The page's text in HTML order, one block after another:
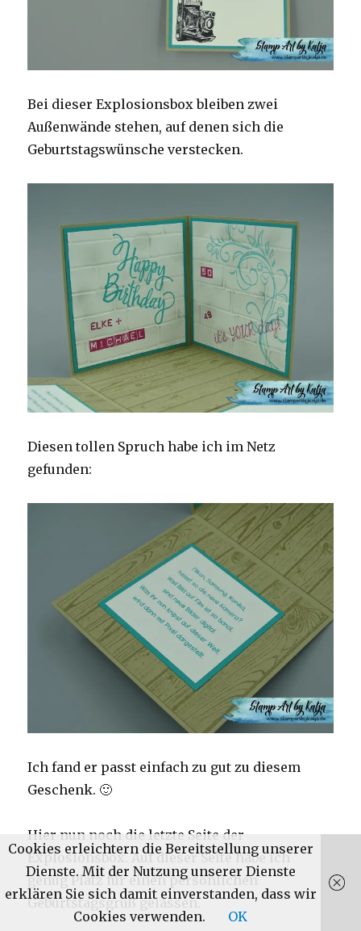
Bei dieser Explosionsbox bleiben zwei
Außenwände stehen, auf denen sich die
Geburtstagswünsche verstecken.
Diesen tollen Spruch habe ich im Netz
gefunden:
Ich fand er passt einfach zu gut zu diesem
Geschenk. 🙂
Hier nun noch die letzte Seite der
Explosionsbox. Auf dieser Seite habe ich
genug Platz für einen persönlichen
Geburtstagsgruß gelassen.
Cookies erleichtern die Bereitstellung unserer
Dienste. Mit der Nutzung unserer Dienste
erklären Sie sich damit einverstanden, dass wir
Cookies verwenden.
OK